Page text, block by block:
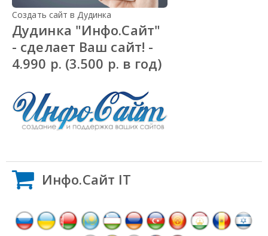
Создать сайт в Дудинка
Дудинка "Инфо.Сайт"
- сделает Ваш сайт! -
4.990 р. (3.500 р. в год)
Инфо.Сайт IT